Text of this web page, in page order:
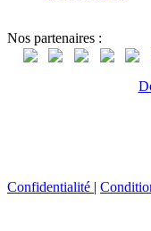
Nos partenaires :
Confidentialité